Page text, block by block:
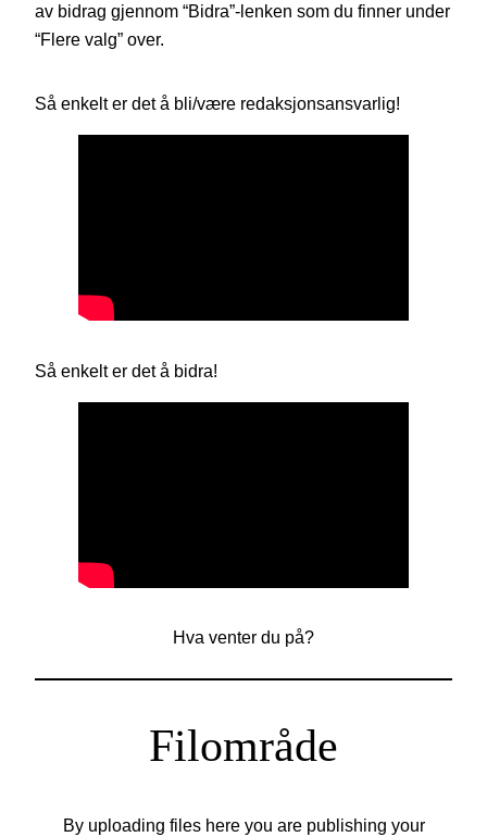
av bidrag gjennom “Bidra”-lenken som du finner under
“Flere valg” over.
Så enkelt er det å bli/være redaksjonsansvarlig!
Så enkelt er det å bidra!
Hva venter du på?
Filområde
By uploading files here you are publishing your